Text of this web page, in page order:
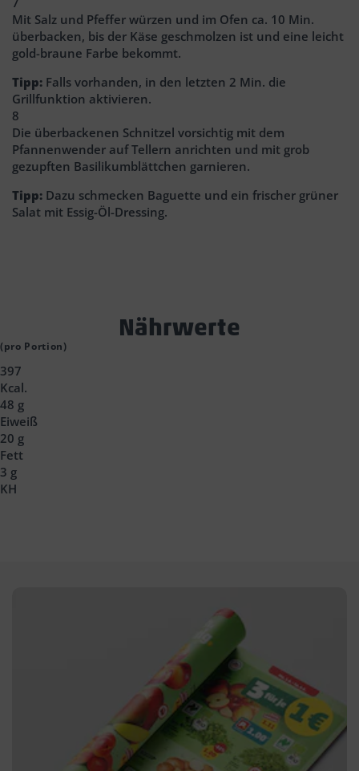
Mit Salz und Pfeffer würzen und im Ofen ca. 10 Min.
überbacken, bis der Käse geschmolzen ist und eine leicht
gold-braune Farbe bekommt.
Tipp: Falls vorhanden, in den letzten 2 Min. die
Grillfunktion aktivieren.
8
Die überbackenen Schnitzel vorsichtig mit dem
Pfannenwender auf Tellern anrichten und mit grob
gezupften Basilikumblättchen garnieren.
Tipp: Dazu schmecken Baguette und ein frischer grüner
Salat mit Essig-Öl-Dressing.
Block
Headline
Nährwerte
(pro Portion)
397
Kcal.
48 g
Eiweiß
20 g
Fett
3 g
KH